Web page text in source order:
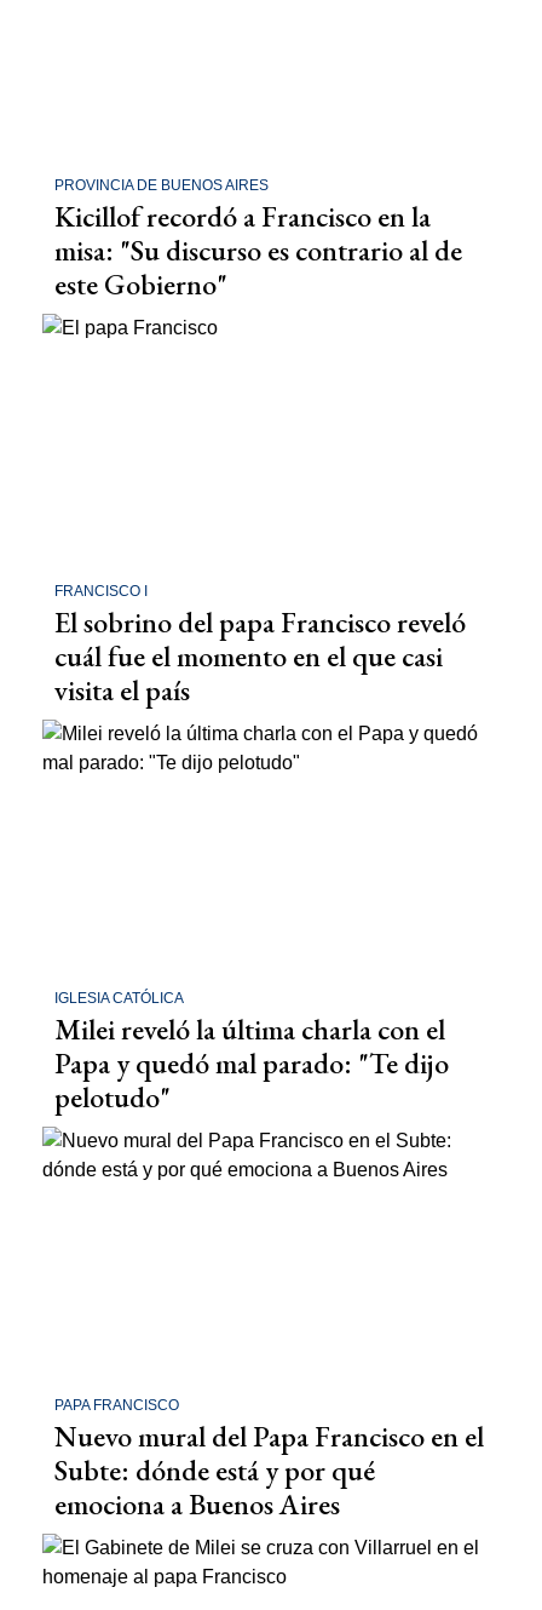
PROVINCIA DE BUENOS AIRES
Kicillof recordó a Francisco en la
misa: "Su discurso es contrario al de
este Gobierno"
FRANCISCO I
El sobrino del papa Francisco reveló
cuál fue el momento en el que casi
visita el país
IGLESIA CATÓLICA
Milei reveló la última charla con el
Papa y quedó mal parado: "Te dijo
pelotudo"
PAPA FRANCISCO
Nuevo mural del Papa Francisco en el
Subte: dónde está y por qué
emociona a Buenos Aires